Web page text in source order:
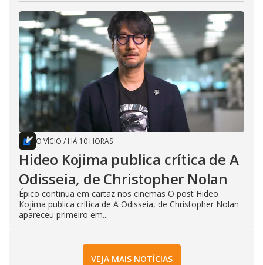
O VÍCIO / HÁ 10 HORAS
Hideo Kojima publica crítica de A
Odisseia, de Christopher Nolan
Épico continua em cartaz nos cinemas O post Hideo
Kojima publica crítica de A Odisseia, de Christopher Nolan
apareceu primeiro em...
VEJA MAIS NOTÍCIAS